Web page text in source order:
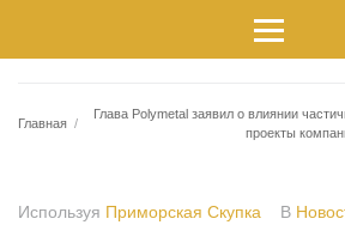
Главная /
Глава Polymetal заявил о влиянии
проекты
Используя Приморская Скупка В